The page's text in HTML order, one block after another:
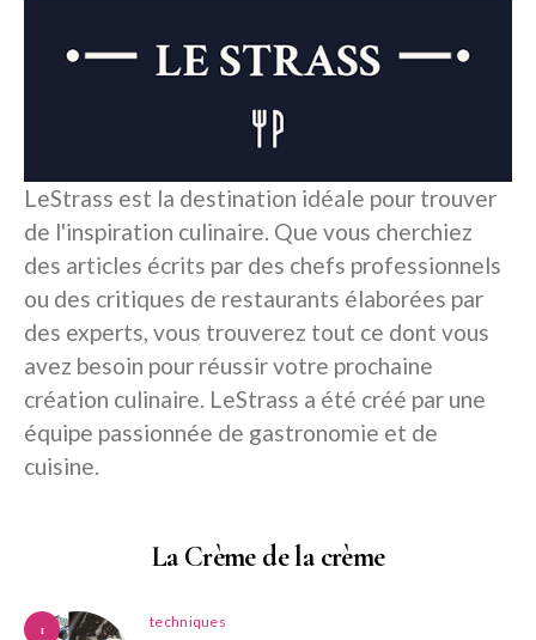
LeStrass est la destination idéale pour trouver
de l'inspiration culinaire. Que vous cherchiez
des articles écrits par des chefs professionnels
ou des critiques de restaurants élaborées par
des experts, vous trouverez tout ce dont vous
avez besoin pour réussir votre prochaine
création culinaire. LeStrass a été créé par une
équipe passionnée de gastronomie et de
cuisine.
La Crème de la crème
1 techniques